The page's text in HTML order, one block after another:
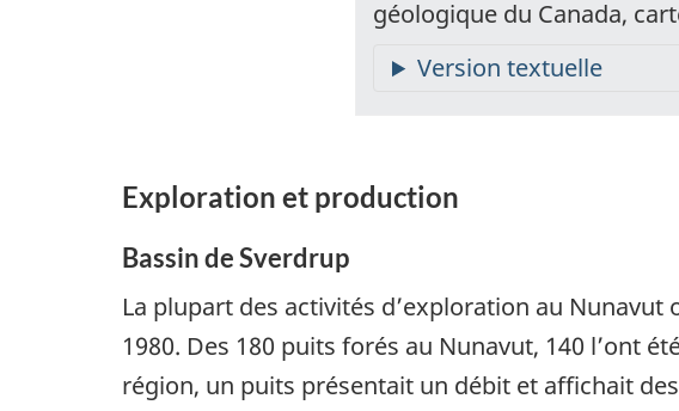
géologique du Canada,
Exploration et production
Bassin de Sverdrup
La plupart des activités d’exploration au
1980. Des 180 puits forés au Nunavut, 140 l’ont
région, un puits présentait un débit et affichait